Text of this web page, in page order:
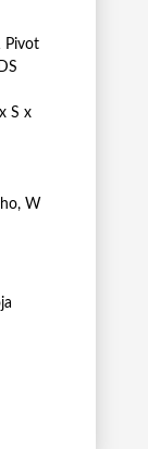
Pivot
S x
W